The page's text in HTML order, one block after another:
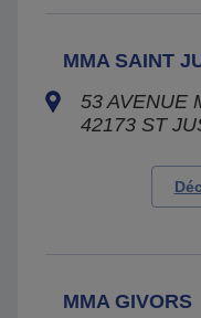
MMA SAINT
53 AVENUE
42173 ST
MMA GIVORS